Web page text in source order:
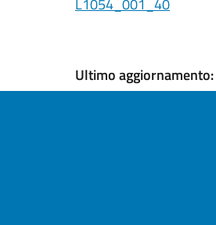
L1054_001_40
Ultimo aggiornamento: